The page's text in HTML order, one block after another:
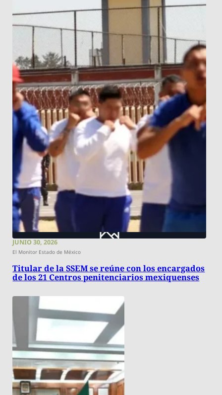
JUNIO 30, 2026
El Monitor Estado de México
Titular de la SSEM se reúne con los encargados
de los 21 Centros penitenciarios mexiquenses